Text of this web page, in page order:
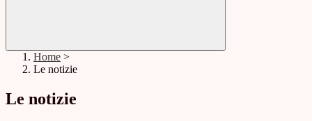
Home >
Le notizie
Le notizie